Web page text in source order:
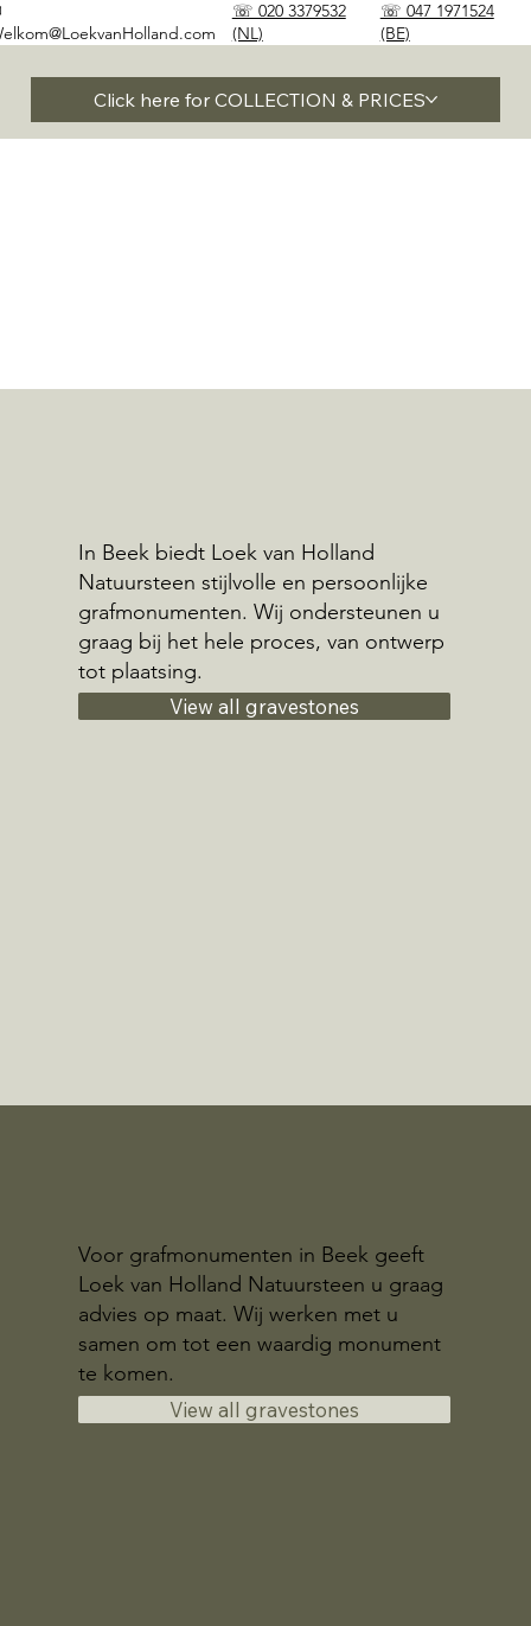
☏ 020 3379532
(NL)
☏ 047 1971524
(BE)
Click here for COLLECTION & PRICES
In Beek biedt Loek van Holland
Natuursteen stijlvolle en persoonlijke
grafmonumenten. Wij ondersteunen u
graag bij het hele proces, van ontwerp
tot plaatsing.
View all gravestones
Voor grafmonumenten in Beek geeft
Loek van Holland Natuursteen u graag
advies op maat. Wij werken met u
samen om tot een waardig monument
te komen.
View all gravestones